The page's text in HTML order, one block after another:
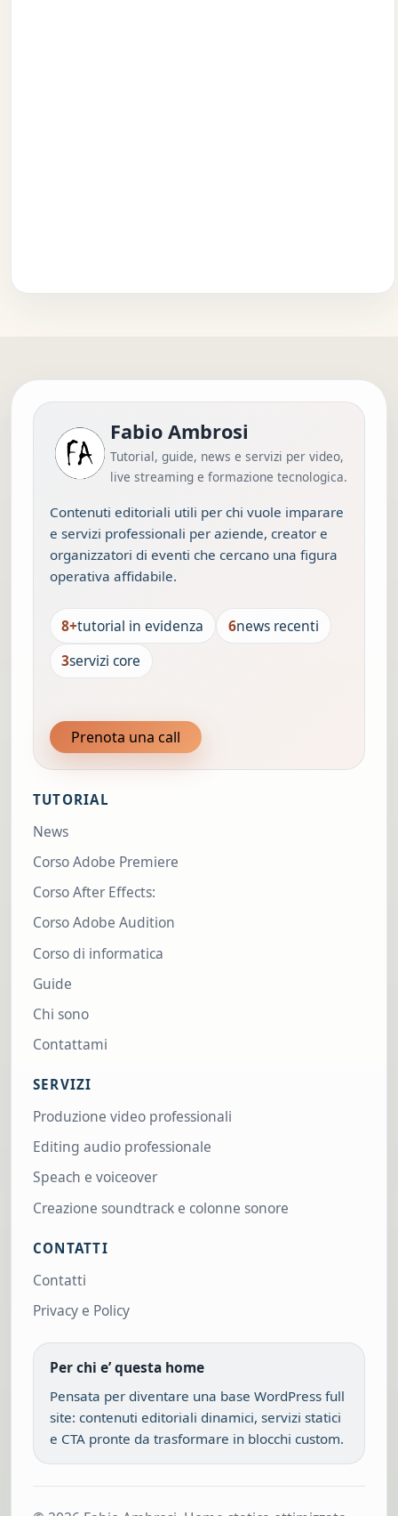
Fabio Ambrosi
Tutorial, guide, news e servizi per video,
live streaming e formazione tecnologica.
Contenuti editoriali utili per chi vuole imparare
e servizi professionali per aziende, creator e
organizzatori di eventi che cercano una figura
operativa affidabile.
8+tutorial in evidenza 6news recenti
3servizi core
Prenota una call
TUTORIAL
News
Corso Adobe Premiere
Corso After Effects:
Corso Adobe Audition
Corso di informatica
Guide
Chi sono
Contattami
SERVIZI
Produzione video professionali
Editing audio professionale
Speach e voiceover
Creazione soundtrack e colonne sonore
CONTATTI
Contatti
Privacy e Policy
Per chi e’ questa home
Pensata per diventare una base WordPress full
site: contenuti editoriali dinamici, servizi statici
e CTA pronte da trasformare in blocchi custom.